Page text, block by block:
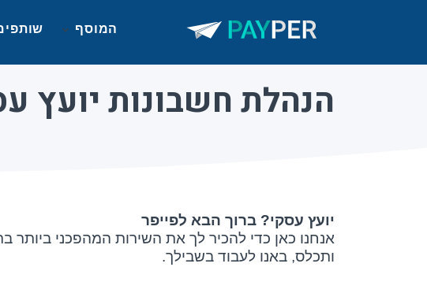
המוסף
הנהלת חשבונות יועץ
יועץ עסקי? ברוך הבא לפייפר
אנחנו כאן כדי להכיר לך את השירות המהפכני ביותר
ותכלס, באנו לעבוד בשבילך.